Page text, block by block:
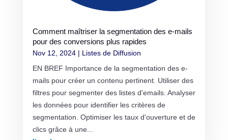
Comment maîtriser la segmentation des e-mails
pour des conversions plus rapides
Nov 12, 2024| Listes de Diffusion
EN BREF Importance de la segmentation des e-
mails pour créer un contenu pertinent. Utiliser des
filtres pour segmenter des listes d'emails. Analyser
les données pour identifier les critères de
segmentation. Optimiser les taux d'ouverture et de
clics grâce à une...